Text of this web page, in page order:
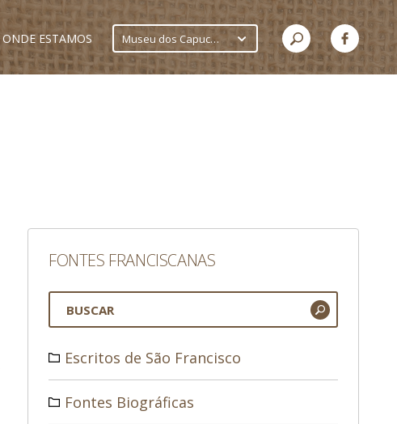
ONDE ESTAMOS Museu dos Capuchinhos
FONTES FRANCISCANAS
Escritos de São Francisco
Fontes Biográficas